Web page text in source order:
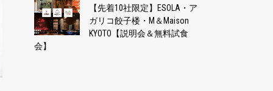
【先着10社限定】ESOLA・ア
ガリコ餃子楼・M＆Maison
KYOTO【説明会＆無料試食
会】